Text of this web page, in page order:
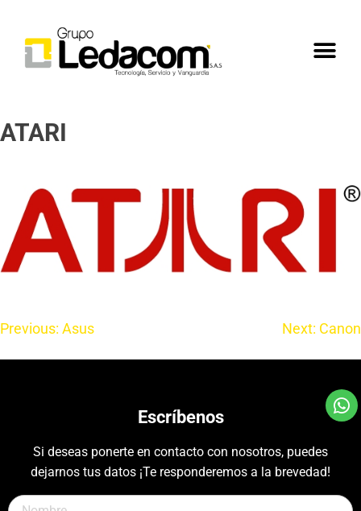
ATARI
Previous: Asus Next: Canon
Escríbenos
Si deseas ponerte en contacto con nosotros, puedes
dejarnos tus datos ¡Te responderemos a la brevedad!